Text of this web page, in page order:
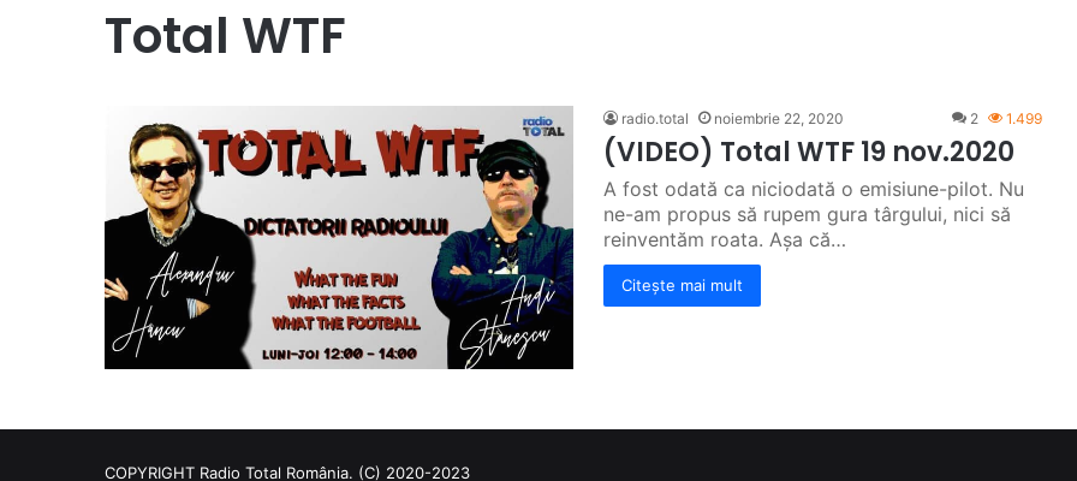
Total WTF
radio.total noiembrie 22, 2020 2 1.499
(VIDEO) Total WTF 19 nov.2020
A fost odată ca niciodată o emisiune-pilot. Nu
ne-am propus să rupem gura târgului, nici să
reinventăm roata. Așa că…
Citește mai mult
COPYRIGHT Radio Total România. (C) 2020-2023